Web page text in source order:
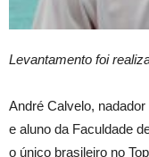
Levantamento foi
André Calvelo,
e aluno da Faculdade
o único brasileiro no